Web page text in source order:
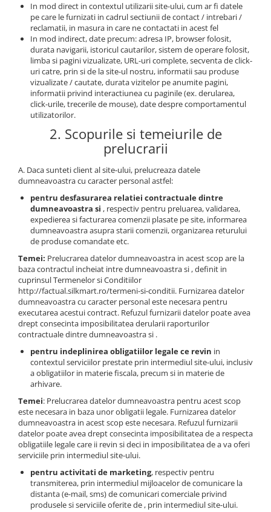
Ring-Flash Adaptor
Bracket-uri si suporti
Huse protectie blitz extern
Huse protectie filtre gel
Accesorii Aparate Digitale
Carduri memorie, Cititoare
Carduri memorie
Cititoare carduri
Huse protectie card memorie
Grip-uri
Telecomenzi
LCD protectie
Recordere audio digitale
Acumulatori si baterii
Acumulatori Foto
Acumulatori AA/AAA (R6/R3)) si
incarcatoare
Baterii
Incarcatoare acumulatori Foto-
Video
Huse protectie acumulatori foto
Tablete grafice
Adaptoare pentru convertoare sau
Alimentatoare 220V
Cabluri
Carcase de tip Cage, pentru
integrare in sisteme video
complexe
Curatare Senzor
Huse de ploaie
In mod direct in contextul utilizarii site-ului, cum ar fi datele
pe care le furnizati in cadrul sectiunii de contact / intrebari /
reclamatii, in masura in care ne contactati in acest fel
In mod indirect, date precum: adresa IP, browser folosit,
durata navigarii, istoricul cautarilor, sistem de operare folosit,
limba si pagini vizualizate, URL-uri complete, secventa de click-
uri catre, prin si de la site-ul nostru, informatii sau produse
vizualizate / cautate, durata vizitelor pe anumite pagini,
informatii privind interactiunea cu paginile (ex. derularea,
click-urile, trecerile de mouse), date despre comportamentul
utilizatorilor.
2. Scopurile si temeiurile de
prelucrarii
A. Daca sunteti client al site-ului, prelucreaza datele
dumneavoastra cu caracter personal astfel:
pentru desfasurarea relatiei contractuale dintre
dumneavoastra si , respectiv pentru preluarea, validarea,
expedierea si facturarea comenzii plasate pe site, informarea
dumneavoastra asupra starii comenzii, organizarea returului
de produse comandate etc.
Temei: Prelucrarea datelor dumneavoastra in acest scop are la
baza contractul incheiat intre dumneavoastra si , definit in
cuprinsul Termenelor si Conditiilor
http://factual.silkmart.ro/termeni-si-conditii. Furnizarea datelor
dumneavoastra cu caracter personal este necesara pentru
executarea acestui contract. Refuzul furnizarii datelor poate avea
drept consecinta imposibilitatea derularii raporturilor
contractuale dintre dumneavoastra si .
pentru indeplinirea obligatiilor legale ce revin in
contextul serviciilor prestate prin intermediul site-ului, inclusiv
a obligatiilor in materie fiscala, precum si in materie de
arhivare.
Temei: Prelucrarea datelor dumneavoastra pentru acest scop
este necesara in baza unor obligatii legale. Furnizarea datelor
dumneavoastra in acest scop este necesara. Refuzul furnizarii
datelor poate avea drept consecinta imposibilitatea de a respecta
obligatiile legale care ii revin si deci in imposibilitatea de a va oferi
serviciile prin intermediul site-ului.
pentru activitati de marketing, respectiv pentru
transmiterea, prin intermediul mijloacelor de comunicare la
distanta (e-mail, sms) de comunicari comerciale privind
produsele si serviciile oferite de , prin intermediul site-ului.